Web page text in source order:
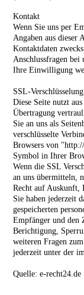
Kontakt
Wenn Sie uns per
Angaben aus dieser
Kontaktdaten
Anschlussfragen bei
Ihre Einwilligung
SSL-Verschlüsselung
Diese Seite nutzt
Übertragung
Sie an uns als
verschlüsselte
Browsers von
Symbol in Ihrer
Wenn die SSL
an uns übermitteln,
Recht auf Auskunft,
Sie haben jederzeit
gespeicherten
Empfänger und den
Berichtigung,
weiteren Fragen
jederzeit unter der
Quelle: e-recht24.de